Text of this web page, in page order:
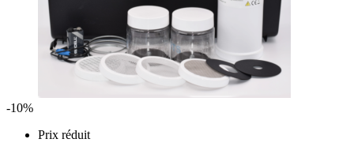
-10%
Prix réduit